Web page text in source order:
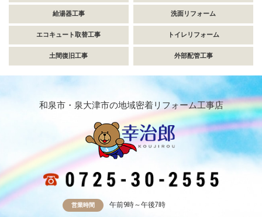
給湯器工事 洗面リフォーム
エコキュート取替工事 トイレリフォーム
土間復旧工事 外部配管工事
和泉市・泉大津市の地域密着リフォーム工事店
営業時間 午前9時～午後7時